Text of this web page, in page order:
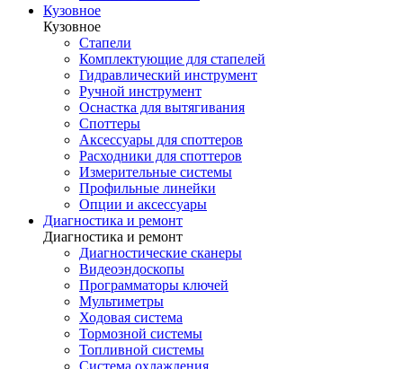
Кузовное
Кузовное
Стапели
Комплектующие для стапелей
Гидравлический инструмент
Ручной инструмент
Оснастка для вытягивания
Споттеры
Аксессуары для споттеров
Расходники для споттеров
Измерительные системы
Профильные линейки
Опции и аксессуары
Диагностика и ремонт
Диагностика и ремонт
Диагностические сканеры
Видеоэндоскопы
Программаторы ключей
Мультиметры
Ходовая система
Тормозной системы
Топливной системы
Система охлаждения